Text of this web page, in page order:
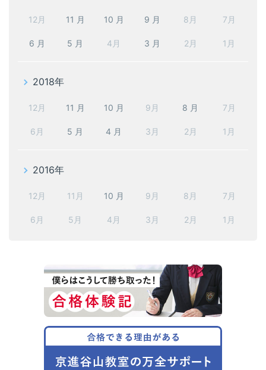
12月 11 月 10 月 9 月 8月 7月
6 月 5 月 4月 3 月 2月 1月
2018年
12月 11 月 10 月 9月 8 月 7月
6月 5 月 4 月 3月 2月 1月
2016年
12月 11月 10 月 9月 8月 7月
6月 5月 4月 3月 2月 1月